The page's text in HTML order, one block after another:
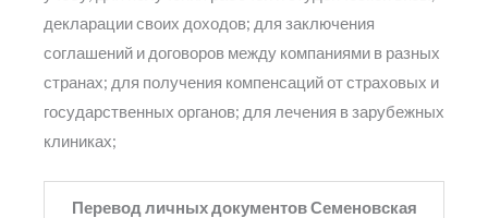
декларации своих доходов; для заключения
соглашений и договоров между компаниями в разных
странах; для получения компенсаций от страховых и
государственных органов; для лечения в зарубежных
клиниках;
Перевод личных документов Семеновская